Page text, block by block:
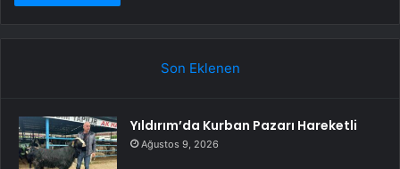
Son Eklenen
Yıldırım’da Kurban Pazarı Hareketli
Ağustos 9, 2026